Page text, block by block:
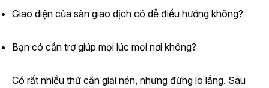
Giao diện của sàn giao dịch có dễ điều hướng không?
Bạn có cần trợ giúp mọi lúc mọi nơi không?
Có rất nhiều thứ cần giải nén, nhưng đừng lo lắng. Sau